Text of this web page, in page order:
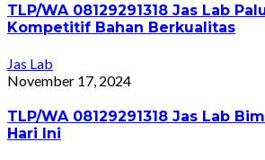
TLP/WA 08129291318 Jas Lab
Kompetitif Bahan Berkualitas
Jas Lab
November 17, 2024
TLP/WA 08129291318 Jas Lab
Hari Ini